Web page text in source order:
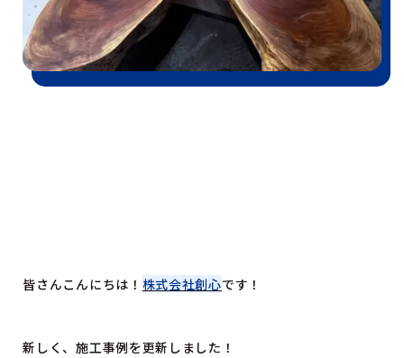
皆さんこんにちは！ 株式会社創心です！
新しく、施工事例を更新しました！